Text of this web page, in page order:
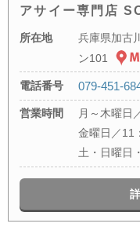
アサイー専門店
所在地
兵庫県加古
ン101
電話番号 079-451-
営業時間
月～木曜日
金曜日／11
土・日曜日